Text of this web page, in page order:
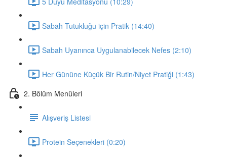
Sabah Tutukluğu için Pratik (14:40)
Sabah Uyanınca Uygulanabilecek Nefes (2:10)
Her Gününe Küçük Bir Rutin/Niyet Pratiği (1:43)
2. Bölüm Menüleri
Alışveriş Listesi
Protein Seçenekleri (0:20)